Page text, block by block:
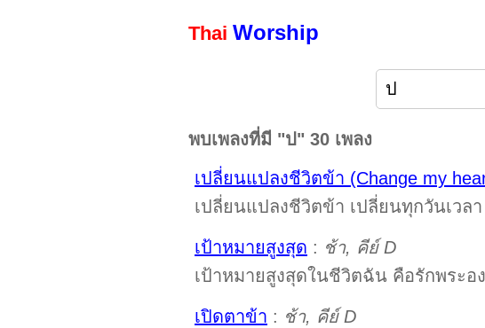
Thai Worship
พบเพลงที่มี "ป" 30 เพลง
เปลี่ยนแปลงชีวิตข้า (Change my
เปลี่ยนแปลงชีวิตข้า เปลี่ยนทุกวันเวลา
เป้าหมายสูงสุด : ช้า, คีย์ D
เป้าหมายสูงสุดในชีวิตฉัน คือรักพระอ
เปิดตาข้า : ช้า, คีย์ D